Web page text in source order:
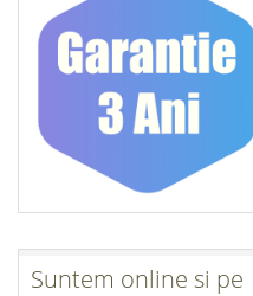
Suntem online si pe